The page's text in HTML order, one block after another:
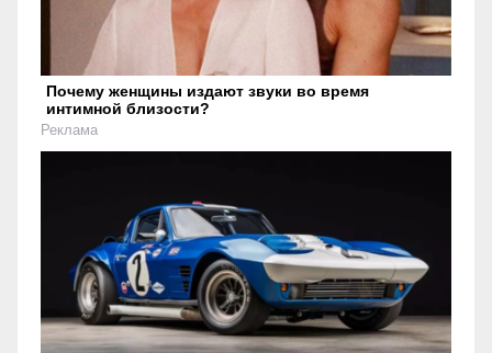
Почему женщины издают звуки во время
интимной близости?
Реклама